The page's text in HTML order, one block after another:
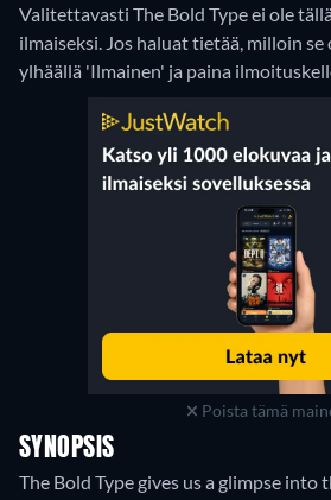
Valitettavasti The Bold Type ei ole
ilmaiseksi. Jos haluat tietää, milloin
ylhäällä 'Ilmainen' ja paina
Poista tämä
SYNOPSIS
The Bold Type gives us a glimpse into